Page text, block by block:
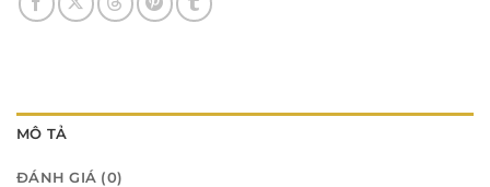
MÔ TẢ
ĐÁNH GIÁ (0)